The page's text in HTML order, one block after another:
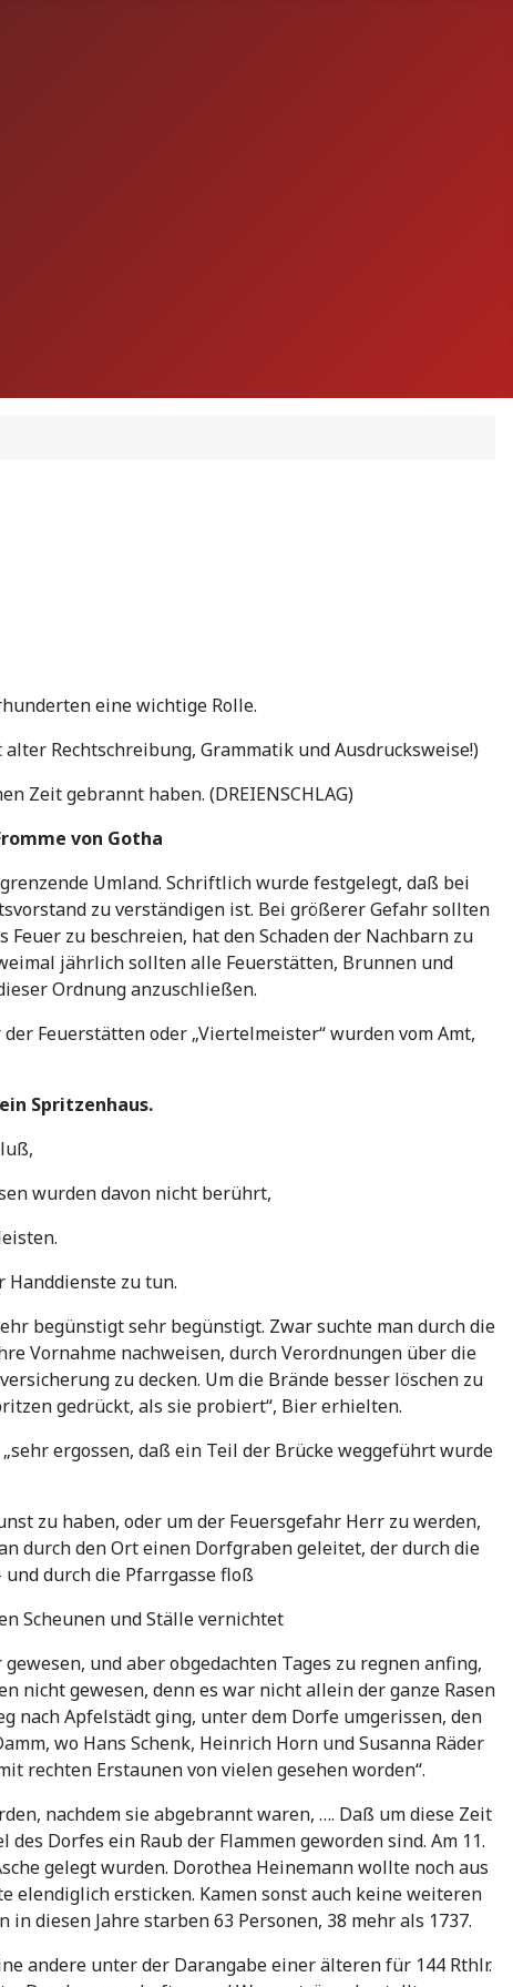
eine wichtige Rolle.
Rechtschreibung, Grammatik und Ausdrucksweise!)
Zeit gebrannt haben. (DREIENSCHLAG)
von Gotha
Umland. Schriftlich wurde festgelegt, daß bei
zu verständigen ist. Bei größerer Gefahr sollten
zu beschreien, hat den Schaden der Nachbarn zu
jährlich sollten alle Feuerstätten, Brunnen und
Ordnung anzuschließen.
Feuerstätten oder „Viertelmeister“ wurden vom Amt,
Spritzenhaus.
wurden davon nicht berührt,
zu tun.
begünstigt sehr begünstigt. Zwar suchte man durch die
Vornahme nachweisen, durch Verordnungen über die
zu decken. Um die Brände besser löschen zu
gedrückt, als sie probiert“, Bier erhielten.
ergossen, daß ein Teil der Brücke weggeführt wurde
zu haben, oder um der Feuersgefahr Herr zu werden,
durch den Ort einen Dorfgraben geleitet, der durch die
und durch die Pfarrgasse floß
Scheunen und Ställe vernichtet
und aber obgedachten Tages zu regnen anfing,
nicht gewesen, denn es war nicht allein der ganze Rasen
nach Apfelstädt ging, unter dem Dorfe umgerissen, den
wo Hans Schenk, Heinrich Horn und Susanna Räder
rechten Erstaunen von vielen gesehen worden“.
nachdem sie abgebrannt waren, …. Daß um diese Zeit
Dorfes ein Raub der Flammen geworden sind. Am 11.
gelegt wurden. Dorothea Heinemann wollte noch aus
elendiglich ersticken. Kamen sonst auch keine weiteren
diesen Jahre starben 63 Personen, 38 mehr als 1737.
andere unter der Darangabe einer älteren für 144 Rthlr.